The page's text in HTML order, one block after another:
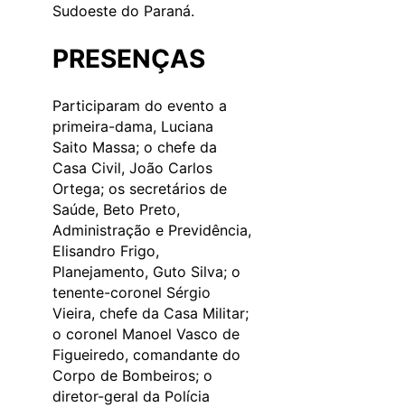
Sudoeste do Paraná.
PRESENÇAS
Participaram do evento a
primeira-dama, Luciana
Saito Massa; o chefe da
Casa Civil, João Carlos
Ortega; os secretários de
Saúde, Beto Preto,
Administração e Previdência,
Elisandro Frigo,
Planejamento, Guto Silva; o
tenente-coronel Sérgio
Vieira, chefe da Casa Militar;
o coronel Manoel Vasco de
Figueiredo, comandante do
Corpo de Bombeiros; o
diretor-geral da Polícia